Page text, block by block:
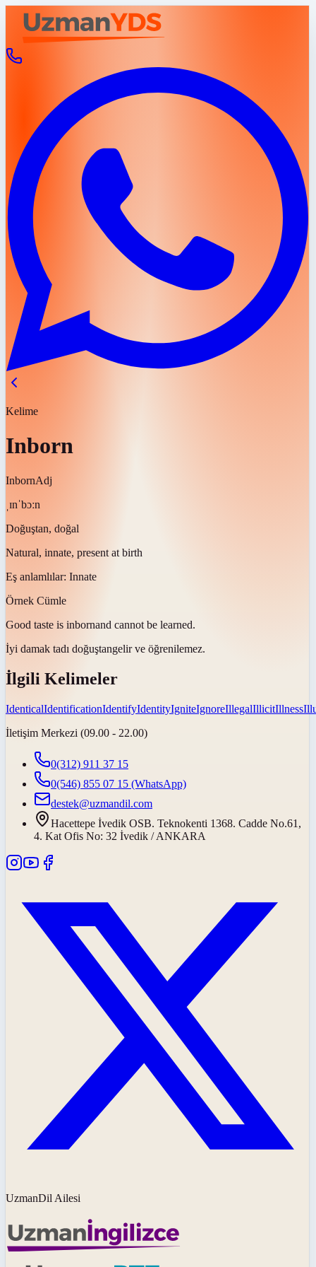
Kelime
Inborn
InbornAdj
ˌɪnˈbɔːn
Doğuştan, doğal
Natural, innate, present at birth
Eş anlamlılar: Innate
Örnek Cümle
Good taste is inbornand cannot be learned.
İyi damak tadı doğuştangelir ve öğrenilemez.
İlgili Kelimeler
IdenticalIdentificationIdentifyIdentityIgniteIgnoreIllegalIllicitIllness
İletişim Merkezi (09.00 - 22.00)
0(312) 911 37 15
0(546) 855 07 15 (WhatsApp)
destek@uzmandil.com
Hacettepe İvedik OSB. Teknokenti 1368. Cadde No.61,
4. Kat Ofis No: 32 İvedik / ANKARA
UzmanDil Ailesi